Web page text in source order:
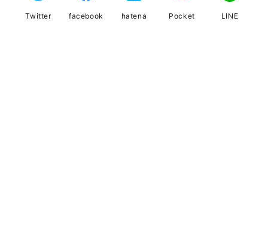
Twitter facebook hatena Pocket LINE